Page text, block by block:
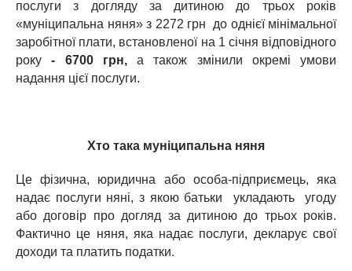
послуги з догляду за дитиною до трьох років
«муніципальна няня» з 2272 грн до однієї мінімальної
заробітної плати, встановленої на 1 січня відповідного
року - 6700 грн, а також
змінили окремі умови
надання цієї послуги.
Хто така муніципальна няня
Це фізична, юридична або особа-підприємець, яка
надає послуги няні, з якою батьки укладають угоду
або договір про догляд за дитиною до трьох років.
Фактично це няня, яка надає послуги, декларує свої
доходи та платить податки.